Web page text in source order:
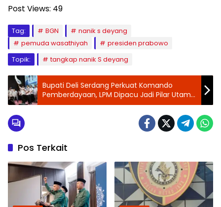
Post Views: 49
Tag: BGN
nanik s deyang
pemuda wasathiyah
presiden prabowo
Topik:
tangkap nanik S deyang
Bupati Deli Serdang Perkuat Komando
Pemberdayaan, LPM Dipacu Jadi Pilar Utama
Kemajuan Desa
Pos Terkait